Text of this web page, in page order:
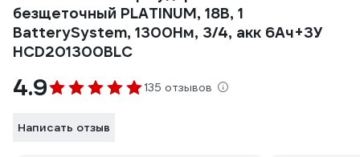
безщеточный PLATINUM, 18В, 1
BatterySystem, 1300Нм, 3/4, акк 6Ач+ЗУ
HCD201300BLC
4.9 135 отзывов
Написать отзыв